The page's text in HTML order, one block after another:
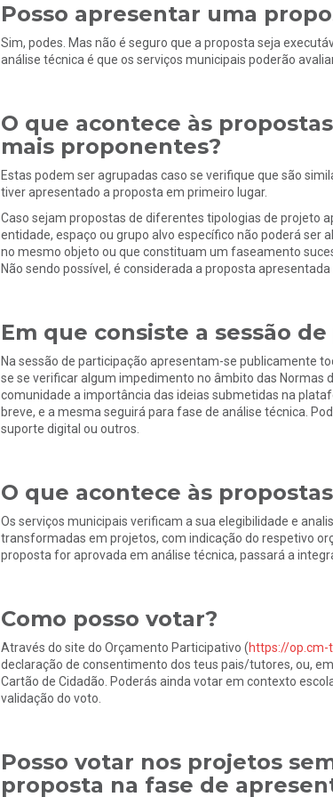
Posso apresentar uma
Sim, podes. Mas não é seguro que a proposta seja
análise técnica é que os serviços municipais poderão
O que acontece às
mais proponentes?
Estas podem ser agrupadas caso se verifique que são
tiver apresentado a proposta em primeiro lugar.
Caso sejam propostas de diferentes tipologias de projeto
entidade, espaço ou grupo alvo específico não poderá ser
no mesmo objeto ou que constituam um faseamento
Não sendo possível, é considerada a proposta
Em que consiste a sessão
Na sessão de participação apresentam-se publicamente
se se verificar algum impedimento no âmbito das Normas
comunidade a importância das ideias submetidas na
breve, e a mesma seguirá para fase de análise técnica.
suporte digital ou outros.
O que acontece às
Os serviços municipais verificam a sua elegibilidade e
transformadas em projetos, com indicação do respetivo
proposta for aprovada em análise técnica, passará a
Como posso votar?
Através do site do Orçamento Participativo (https://op.cm-
declaração de consentimento dos teus pais/tutores, ou,
Cartão de Cidadão. Poderás ainda votar em contexto
validação do voto.
Posso votar nos projetos
proposta na fase de